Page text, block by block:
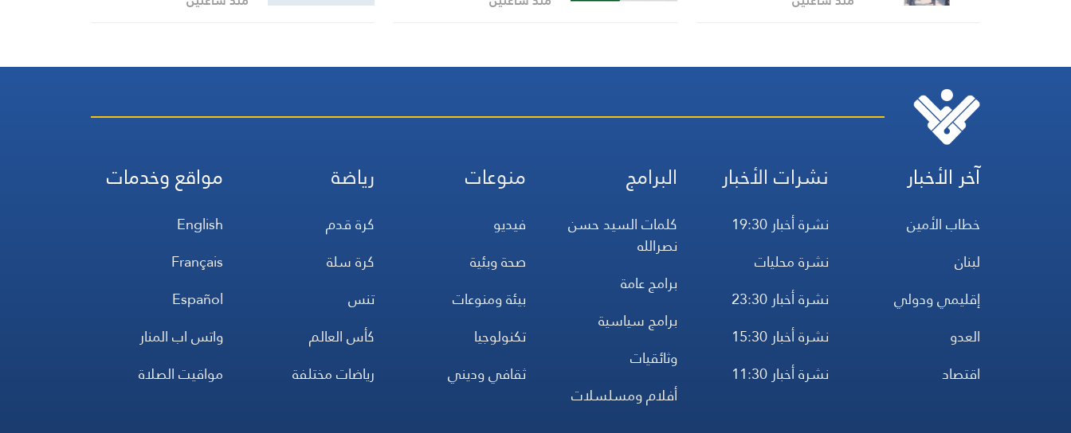
بالخطوة
منذ ساعتين
منذ ساعتين
الجنوب تعدٍّ صارخ على حقوق
منذ ساعتين
آخر الأخبار
خطاب الأمين
لبنان
إقليمي ودولي
العدو
اقتصاد
نشرات الأخبار
نشرة أخبار 19:30
نشرة محليات
نشرة أخبار 23:30
نشرة أخبار 15:30
نشرة أخبار 11:30
البرامج
كلمات السيد حسن
نصرالله
برامج عامة
برامج سياسية
وثائقيات
أفلام ومسلسلات
منوعات
فيديو
صحة وبئية
بيئة ومنوعات
تكنولوجيا
ثقافي وديني
رياضة
كرة قدم
كرة سلة
تنس
كأس العالم
رياضات مختلفة
مواقع وخدمات
English
Français
Español
واتس اب المنار
مواقيت الصلاة